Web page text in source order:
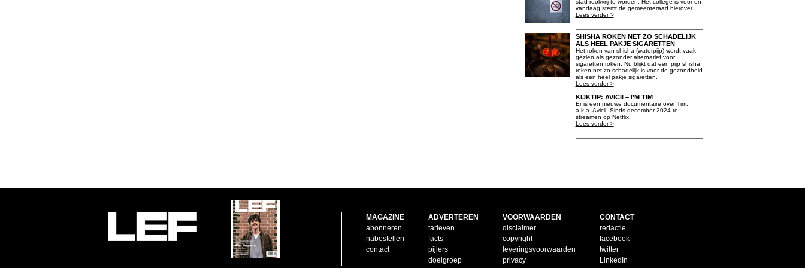
stad rookvrij te worden. Het college is voor en
vandaag stemt de gemeenteraad hierover.
Lees verder >
SHISHA ROKEN NET ZO SCHADELIJK
ALS HEEL PAKJE SIGARETTEN
Het roken van shisha (waterpijp) wordt vaak
gezien als gezonder alternatief voor
sigaretten roken. Nu blijkt dat een pijp shisha
roken net zo schadelijk is voor de gezondheid
als een heel pakje sigaretten.
Lees verder >
KIJKTIP: AVICII – I’M TIM
Er is een nieuwe documentaire over Tim,
a.k.a. Avicii! Sinds december 2024 te
streamen op Netflix.
Lees verder >
MAGAZINE
abonneren
nabestellen
contact
ADVERTEREN
tarieven
facts
pijlers
doelgroep
VOORWAARDEN
disclaimer
copyright
leveringsvoorwaarden
privacy
CONTACT
redactie
facebook
twitter
LinkedIn